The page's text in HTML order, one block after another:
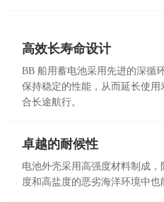
高效长寿命设计
BB 船用蓄电池采用先进的深循
保持稳定的性能，从而延长使
合长途航行。
卓越的耐候性
电池外壳采用高强度材料制成
度和高盐度的恶劣海洋环境中也